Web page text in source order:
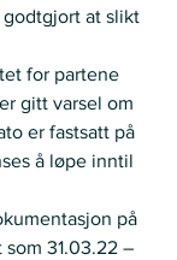
at slikt
for partene
gitt varsel om
er fastsatt på
å løpe inntil
på
31.03.22 –